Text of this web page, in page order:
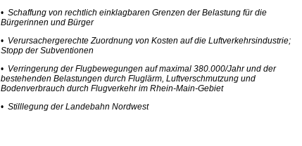
• Schaffung von rechtlich einklagbaren Grenzen der Belastung für die
Bürgerinnen und Bürger
• Verursachergerechte Zuordnung von Kosten auf die Luftverkehrsindustrie;
Stopp der Subventionen
• Verringerung der Flugbewegungen auf maximal 380.000/Jahr und der
bestehenden Belastungen durch Fluglärm, Luftverschmutzung und
Bodenverbrauch durch Flugverkehr im Rhein-Main-Gebiet
• Stilllegung der Landebahn Nordwest